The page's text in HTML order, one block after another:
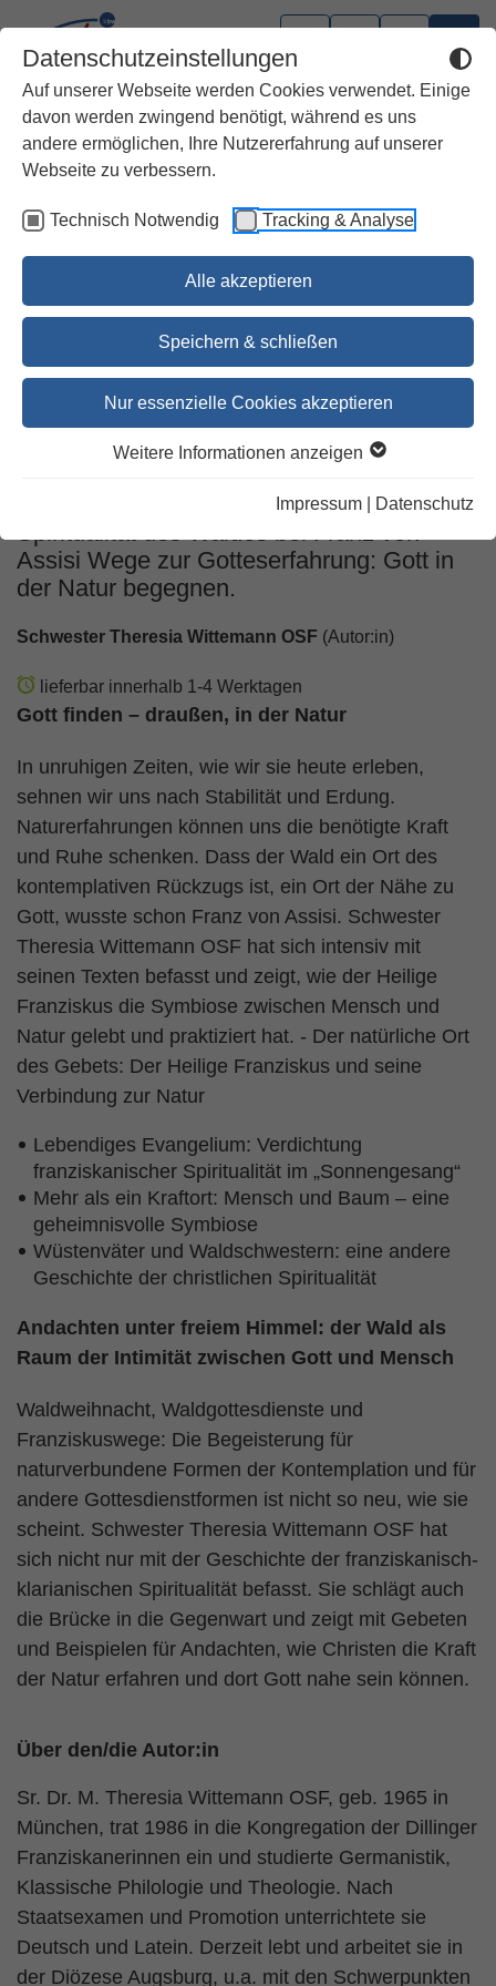
Datenschutzeinstellungen
Auf unserer Webseite werden Cookies verwendet. Einige
davon werden zwingend benötigt, während es uns
andere ermöglichen, Ihre Nutzererfahrung auf unserer
Webseite zu verbessern.
Technisch Notwendig Tracking & Analyse
Alle akzeptieren
Speichern & schließen
Nur essenzielle Cookies akzeptieren
Weitere Informationen anzeigen
Impressum Datenschutz
Beten unter Bäumen
Spiritualität des Waldes bei Franz von
Assisi Wege zur Gotteserfahrung: Gott in
der Natur begegnen.
Schwester Theresia Wittemann OSF (Autor:in)
lieferbar innerhalb 1-4 Werktagen
Gott finden – draußen, in der Natur
In unruhigen Zeiten, wie wir sie heute erleben,
sehnen wir uns nach Stabilität und Erdung.
Naturerfahrungen können uns die benötigte Kraft
und Ruhe schenken. Dass der Wald ein Ort des
kontemplativen Rückzugs ist, ein Ort der Nähe zu
Gott, wusste schon Franz von Assisi. Schwester
Theresia Wittemann OSF hat sich intensiv mit
seinen Texten befasst und zeigt, wie der Heilige
Franziskus die Symbiose zwischen Mensch und
Natur gelebt und praktiziert hat. - Der natürliche Ort
des Gebets: Der Heilige Franziskus und seine
Verbindung zur Natur
Lebendiges Evangelium: Verdichtung
franziskanischer Spiritualität im „Sonnengesang“
Mehr als ein Kraftort: Mensch und Baum – eine
geheimnisvolle Symbiose
Wüstenväter und Waldschwestern: eine andere
Geschichte der christlichen Spiritualität
Andachten unter freiem Himmel: der Wald als
Raum der Intimität zwischen Gott und Mensch
Waldweihnacht, Waldgottesdienste und
Franziskuswege: Die Begeisterung für
naturverbundene Formen der Kontemplation und für
andere Gottesdienstformen ist nicht so neu, wie sie
scheint. Schwester Theresia Wittemann OSF hat
sich nicht nur mit der Geschichte der franziskanisch-
klarianischen Spiritualität befasst. Sie schlägt auch
die Brücke in die Gegenwart und zeigt mit Gebeten
und Beispielen für Andachten, wie Christen die Kraft
der Natur erfahren und dort Gott nahe sein können.
Über den/die Autor:in
Sr. Dr. M. Theresia Wittemann OSF, geb. 1965 in
München, trat 1986 in die Kongregation der Dillinger
Franziskanerinnen ein und studierte Germanistik,
Klassische Philologie und Theologie. Nach
Staatsexamen und Promotion unterrichtete sie
Deutsch und Latein. Derzeit lebt und arbeitet sie in
der Diözese Augsburg, u.a. mit den Schwerpunkten